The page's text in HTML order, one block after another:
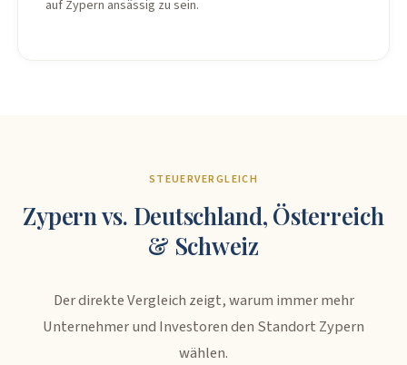
auf Zypern ansässig zu sein.
STEUERVERGLEICH
Zypern vs. Deutschland, Österreich
& Schweiz
Der direkte Vergleich zeigt, warum immer mehr
Unternehmer und Investoren den Standort Zypern
wählen.